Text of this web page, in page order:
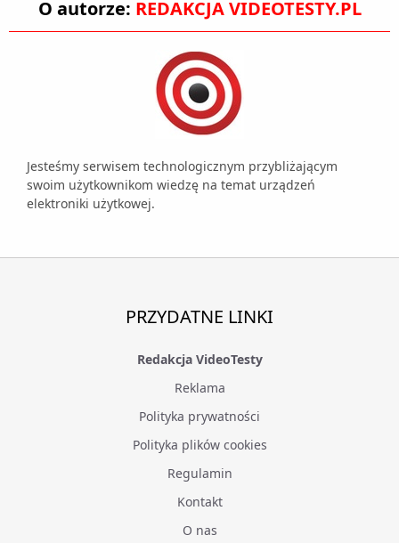
O autorze: REDAKCJA VIDEOTESTY.PL
Jesteśmy serwisem technologicznym przybliżającym
swoim użytkownikom wiedzę na temat urządzeń
elektroniki użytkowej.
PRZYDATNE LINKI
Redakcja VideoTesty
Reklama
Polityka prywatności
Polityka plików cookies
Regulamin
Kontakt
O nas